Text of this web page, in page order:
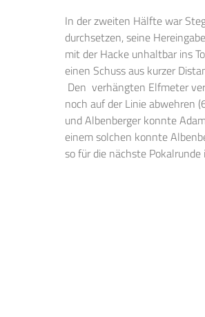
In der zweiten Hälfte war
durchsetzen, seine
mit der Hacke unhaltbar ins
einen Schuss aus kurzer
Den verhängten Elfmeter
noch auf der Linie abwehren
und Albenberger konnte
einem solchen konnte
so für die nächste